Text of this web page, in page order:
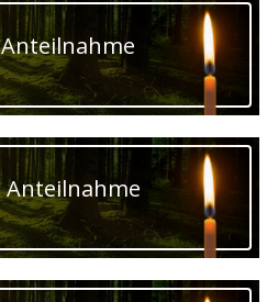
Anteilnahme